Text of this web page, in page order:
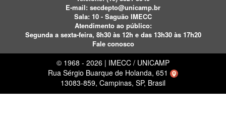
E-mail: secdepto@unicamp.br
Sala: 10 - Saguão IMECC
Atendimento ao público:
Segunda a sexta-feira, 8h30 às 12h e das 13h30 às 17h20
Fale conosco
© 1968 - 2026 | IMECC / UNICAMP
Rua Sérgio Buarque de Holanda, 651
13083-859, Campinas, SP, Brasil